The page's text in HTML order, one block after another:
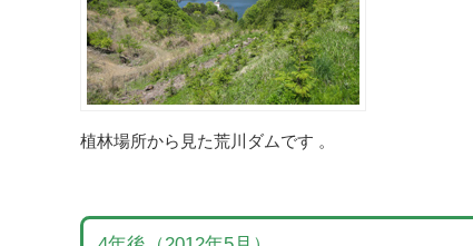
植林場所から見た荒川ダムです 。